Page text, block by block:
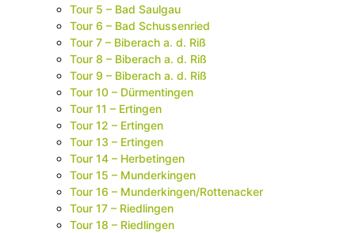
Tour 5 – Bad Saulgau
Tour 6 – Bad Schussenried
Tour 7 – Biberach a. d. Riß
Tour 8 – Biberach a. d. Riß
Tour 9 – Biberach a. d. Riß
Tour 10 – Dürmentingen
Tour 11 – Ertingen
Tour 12 – Ertingen
Tour 13 – Ertingen
Tour 14 – Herbetingen
Tour 15 – Munderkingen
Tour 16 – Munderkingen/Rottenacker
Tour 17 – Riedlingen
Tour 18 – Riedlingen